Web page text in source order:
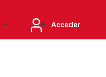
Acceder